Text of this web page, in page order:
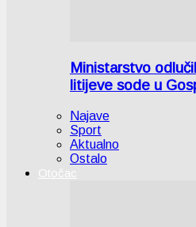
Ministarstvo
litijeve sode u
Najave
Sport
Aktualno
Ostalo
Otočac